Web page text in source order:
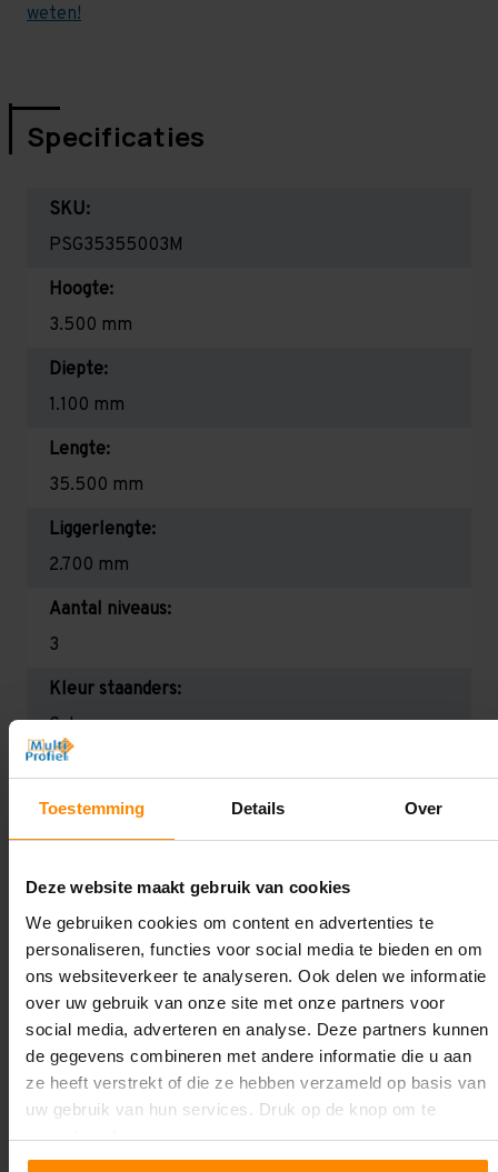
Toestemming Details Over
Deze website maakt gebruik van cookies
We gebruiken cookies om content en advertenties te
personaliseren, functies voor social media te bieden en om
ons websiteverkeer te analyseren. Ook delen we informatie
over uw gebruik van onze site met onze partners voor
social media, adverteren en analyse. Deze partners kunnen
de gegevens combineren met andere informatie die u aan
ze heeft verstrekt of die ze hebben verzameld op basis van
uw gebruik van hun services. Druk op de knop om te
accepteren!
weten!
Specificaties
SKU:
PSG35355003M
Hoogte:
3.500 mm
Diepte:
1.100 mm
Lengte:
35.500 mm
Liggerlengte:
2.700 mm
Aantal niveaus:
3
Kleur staanders:
Galva
2.350 kg (780 kg per pallet)
8894 kg
Oplossing op maat nodig?
Wij kunnen je helpen!